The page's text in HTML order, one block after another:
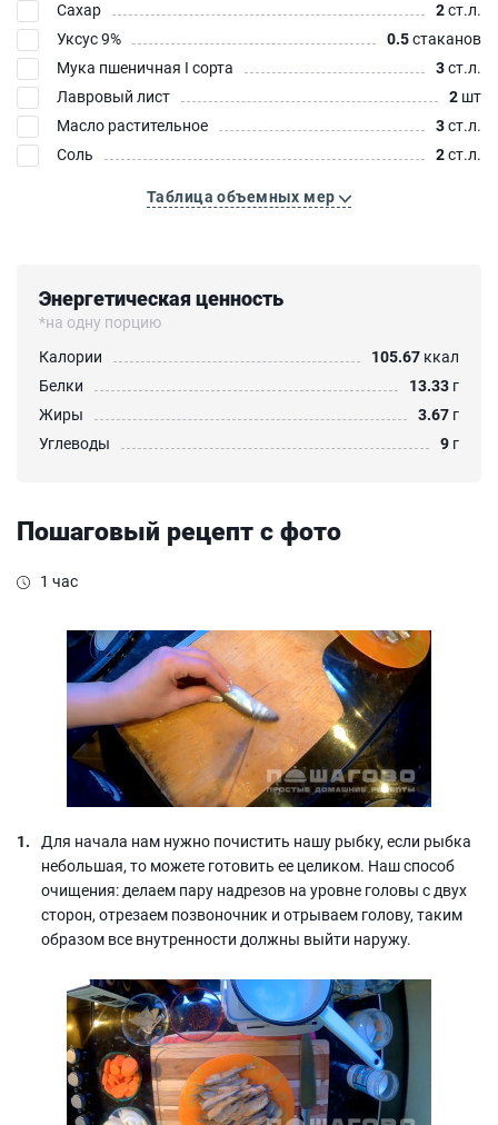
Сахар
2ст.л.
Уксус 9%
0.5стаканов
Мука пшеничная I сорта
3ст.л.
Лавровый лист
2 шт
Масло растительное
3ст.л.
Соль
2ст.л.
Таблица объемных мер
Энергетическая ценность
*на одну порцию
Калории
105.67 ккал
Белки
13.33 г
Жиры
3.67 г
Углеводы
9 г
Пошаговый рецепт с фото
1 час
Для начала нам нужно почистить нашу рыбку, если рыбка
небольшая, то можете готовить ее целиком. Наш способ
очищения: делаем пару надрезов на уровне головы с двух
сторон, отрезаем позвоночник и отрываем голову, таким
образом все внутренности должны выйти наружу.